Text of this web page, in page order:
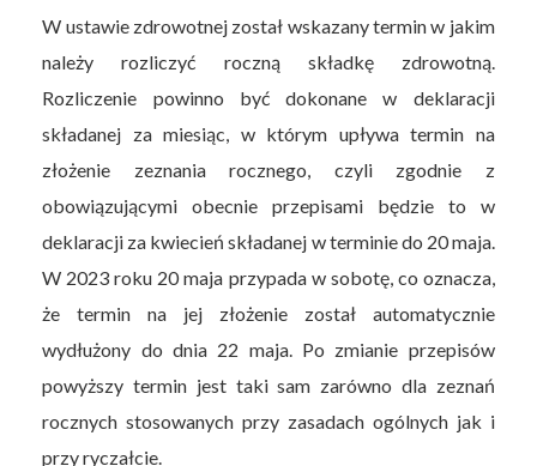
W ustawie zdrowotnej został wskazany termin w jakim
należy rozliczyć roczną składkę zdrowotną.
Rozliczenie powinno być dokonane w deklaracji
składanej za miesiąc, w którym upływa termin na
złożenie zeznania rocznego, czyli zgodnie z
obowiązującymi obecnie przepisami będzie to w
deklaracji za kwiecień składanej w terminie do 20 maja.
W 2023 roku 20 maja przypada w sobotę, co oznacza,
że termin na jej złożenie został automatycznie
wydłużony do dnia 22 maja. Po zmianie przepisów
powyższy termin jest taki sam zarówno dla zeznań
rocznych stosowanych przy zasadach ogólnych jak i
przy ryczałcie.